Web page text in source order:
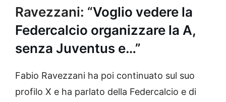
Ravezzani: “Voglio vedere la
Federcalcio organizzare la A,
senza Juventus e…”
Fabio Ravezzani ha poi continuato sul suo
profilo X e ha parlato della Federcalcio e di